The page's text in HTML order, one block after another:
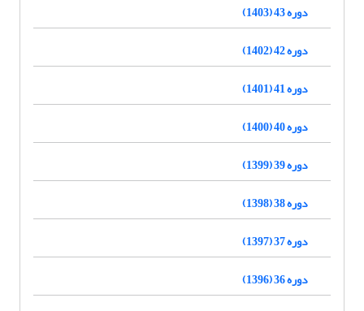
دوره 43 (1403)
دوره 42 (1402)
دوره 41 (1401)
دوره 40 (1400)
دوره 39 (1399)
دوره 38 (1398)
دوره 37 (1397)
دوره 36 (1396)